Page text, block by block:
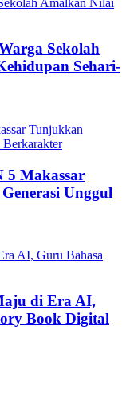
Sekolah
Sehari-
5 Makassar
Unggul
di Era AI,
Book Digital